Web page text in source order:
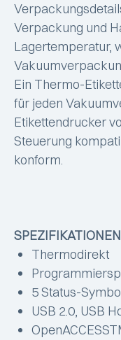
Verpackung und
Lagertemperatur,
Ein Thermo-
für jeden
Etikettendrucker
Steuerung
konform.
SPEZIFIKATIONEN
Thermodirekt
5 Status-
USB 2.0, USB